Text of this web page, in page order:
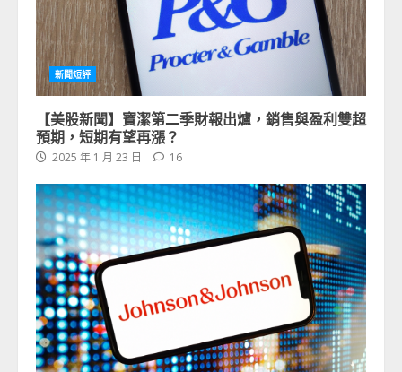
新聞短評
【美股新聞】寶潔第二季財報出爐，銷售與盈利雙超
預期，短期有望再漲？
2025 年 1 月 23 日 16